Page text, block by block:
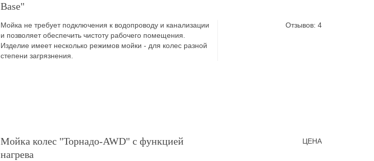
Base"
Мойка не требует подключения к водопроводу и канализации
и позволяет обеспечить чистоту рабочего помещения.
Изделие имеет несколько режимов мойки - для колес разной
степени загрязнения.
Отзывов: 4
Мойка колес "Торнадо-AWD" c функцией
нагрева
ЦЕНА